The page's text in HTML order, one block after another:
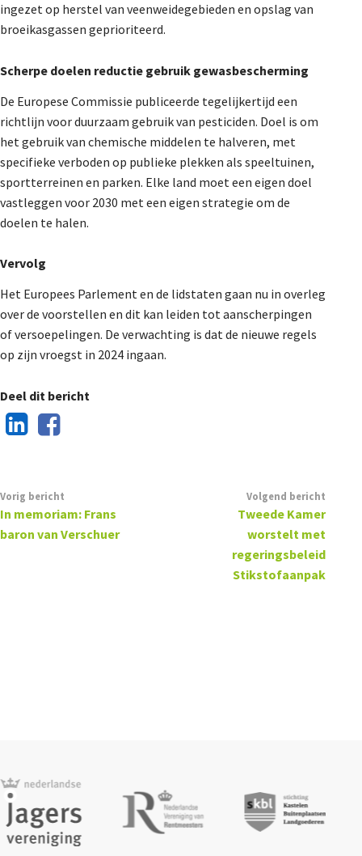
ingezet op herstel van veenweidegebieden en opslag van
broeikasgassen geprioriteerd.
Scherpe doelen reductie gebruik gewasbescherming
De Europese Commissie publiceerde tegelijkertijd een
richtlijn voor duurzaam gebruik van pesticiden. Doel is om
het gebruik van chemische middelen te halveren, met
specifieke verboden op publieke plekken als speeltuinen,
sportterreinen en parken. Elke land moet een eigen doel
vastleggen voor 2030 met een eigen strategie om de
doelen te halen.
Vervolg
Het Europees Parlement en de lidstaten gaan nu in overleg
over de voorstellen en dit kan leiden tot aanscherpingen
of versoepelingen. De verwachting is dat de nieuwe regels
op zijn vroegst in 2024 ingaan.
Deel dit bericht
Vorig bericht
In memoriam: Frans
baron van Verschuer
Volgend bericht
Tweede Kamer
worstelt met
regeringsbeleid
Stikstofaanpak